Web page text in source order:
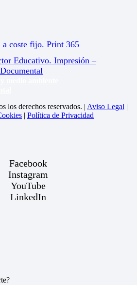
a coste fijo. Print 365
Educativo. Impresión –
los derechos reservados. | Aviso Legal |
| Política de Privacidad
Facebook
Instagram
YouTube
LinkedIn